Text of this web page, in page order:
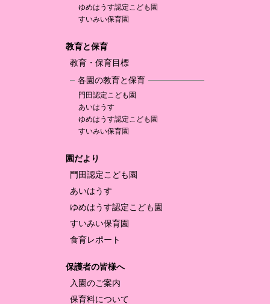
ゆめはうす認定 こども園
すいみい保育園
教育と保育
教育・保育目標
各園の教育と保育
門田認定 こども園
あいはうす
ゆめはうす認定 こども園
すいみい保育園
園だより
門田認定 こども園
あいはうす
ゆめはうす認定 こども園
すいみい保育園
食育レポート
保護者の皆様へ
入園のご案内
保育料について